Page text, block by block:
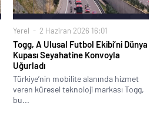
Yerel 2 Haziran 2026 16:01
Togg, A Ulusal Futbol Ekibi’ni Dünya
Kupası Seyahatine Konvoyla
Uğurladı
Türkiye’nin mobilite alanında hizmet
veren küresel teknoloji markası Togg,
bu...